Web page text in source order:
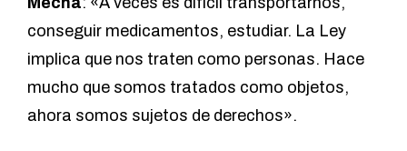
conseguir medicamentos, estudiar. La Ley
implica que nos traten como personas. Hace
mucho que somos tratados como objetos,
ahora somos sujetos de derechos».